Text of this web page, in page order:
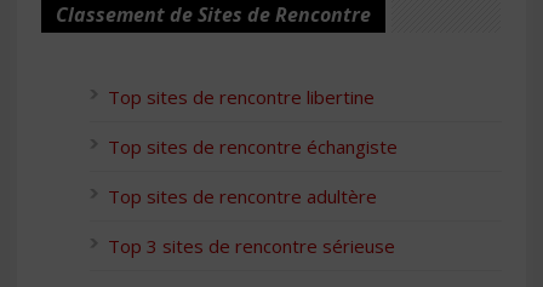
Classement de Sites de Rencontre
Top sites de rencontre libertine
Top sites de rencontre échangiste
Top sites de rencontre adultère
Top 3 sites de rencontre sérieuse